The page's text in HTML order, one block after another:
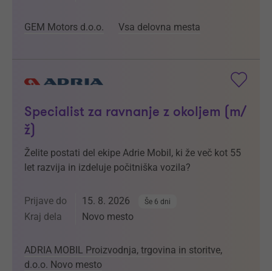
GEM Motors d.o.o. Vsa delovna mesta
Specialist za ravnanje z okoljem (m/
ž)
Želite postati del ekipe Adrie Mobil, ki že več kot 55
let razvija in izdeluje počitniška vozila?
Prijave do 15. 8. 2026 Še 6 dni
Kraj dela Novo mesto
ADRIA MOBIL Proizvodnja, trgovina in storitve,
d.o.o. Novo mesto